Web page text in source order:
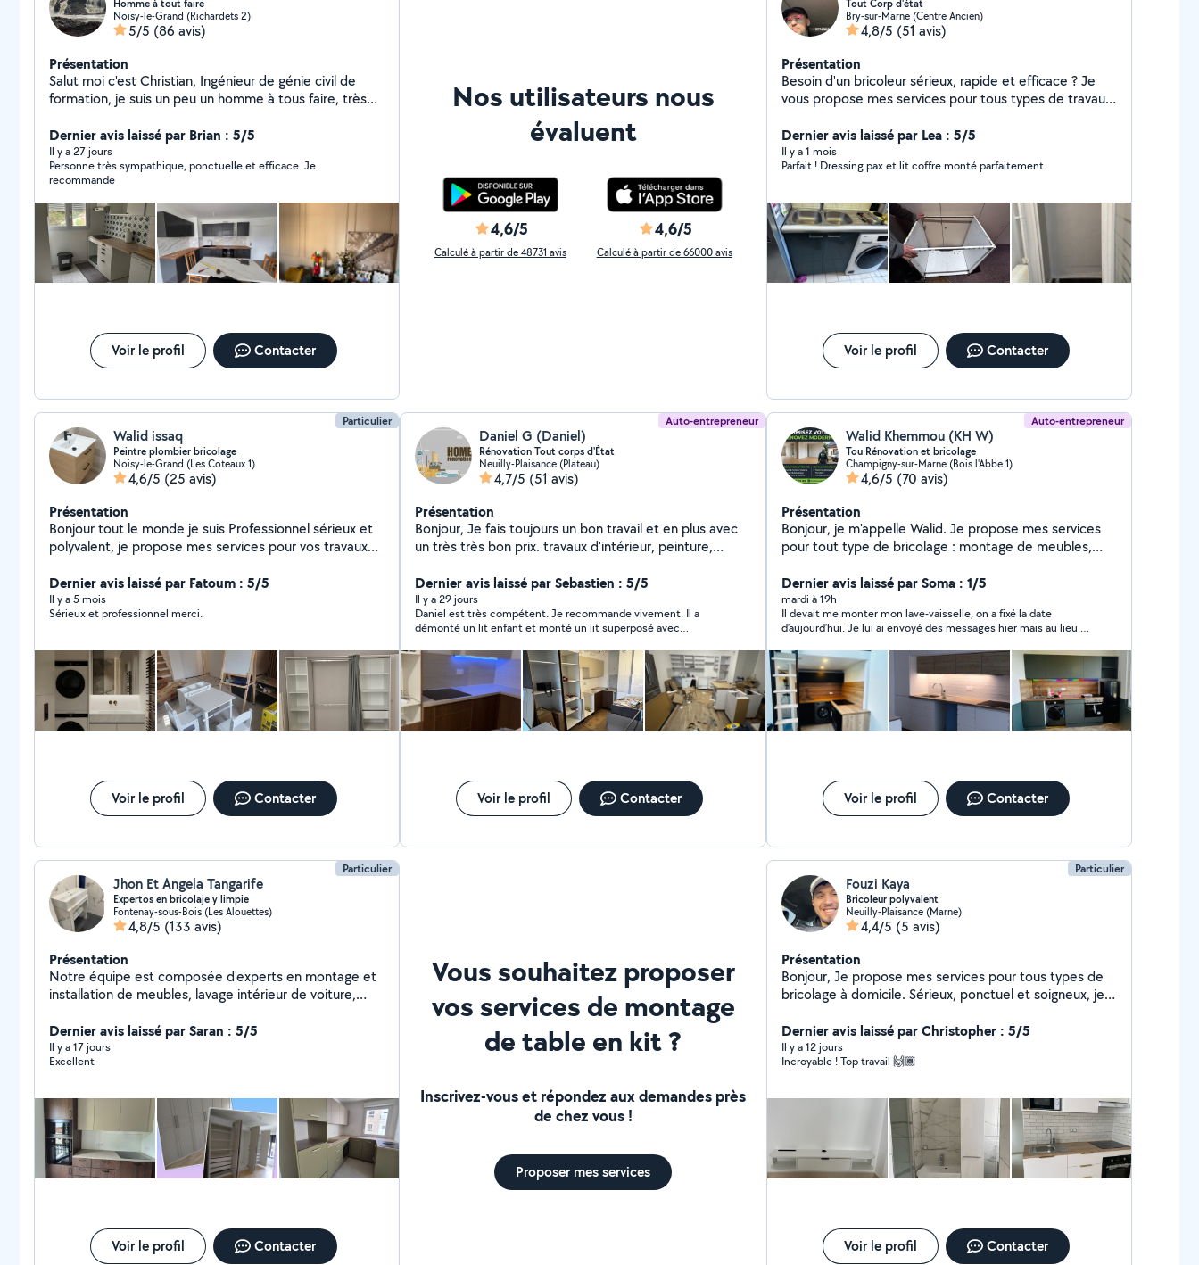
Homme à tout faire
Noisy-le-Grand (Richardets 2)
5/5 (86 avis)
Présentation
Salut moi c'est Christian, Ingénieur de génie civil de
formation, je suis un peu un homme à tous faire, très
acharné et le tous dans la bonne humeur :-)
Dernier avis laissé par Brian : 5/5
Il y a 27 jours
Personne très sympathique, ponctuelle et efficace. Je
recommande
Voir le profil Contacter
Nos utilisateurs nous
évaluent
4,6/5
Calculé à partir de 48731 avis
4,6/5
Calculé à partir de 66000 avis
Tout Corp d'état
Bry-sur-Marne (Centre Ancien)
4,8/5 (51 avis)
Présentation
Besoin d'un bricoleur sérieux, rapide et efficace ? Je
vous propose mes services pour tous types de travaux
réparations, installations, finitions, améliorations de
l'habitat et bien plus encore. Travail soigné et de
qualité Ponctualité et sérieux Conseils honnêtes et
besoins Votre satisfaction est ma priorité. Un travail
bien fait, au juste prix. N'hésitez pas à me contacter, je
réponds rapidement et avec plaisir.
Dernier avis laissé par Lea : 5/5
Il y a 1 mois
Parfait ! Dressing pax et lit coffre monté parfaitement
Voir le profil Contacter
Particulier
Walid issaq
Peintre plombier bricolage
Noisy-le-Grand (Les Coteaux 1)
4,6/5 (25 avis)
Présentation
Bonjour tout le monde je suis Professionnel sérieux et
polyvalent, je propose mes services pour vos travaux
bricolage à domicile. Travail soigné, rapide et à prix
raisonnable. Disponible sur rendez-vous, même en
urgence. N'hésitez pas de me contacter
Dernier avis laissé par Fatoum : 5/5
Il y a 5 mois
Sérieux et professionnel merci.
Voir le profil Contacter
Auto-entrepreneur
Daniel G (Daniel)
Rénovation Tout corps d'État
Neuilly-Plaisance (Plateau)
4,7/5 (51 avis)
Présentation
Bonjour, Je fais toujours un bon travail et en plus avec
un très très bon prix. travaux d'intérieur, peinture,
cuisine , j'ai plus de 12 ans d'expérience dans le
domaine.Merci beaucoup à vous
Dernier avis laissé par Sebastien : 5/5
Il y a 29 jours
Daniel est très compétent. Je recommande vivement. Il a
démonté un lit enfant et monté un lit superposé avec
soigneux et agréable. Il a été très réactif car il s’est rendu
disponible très vite. Merci pour tout !
Voir le profil Contacter
Auto-entrepreneur
Walid Khemmou (KH W)
Tou Rénovation et bricolage
Champigny-sur-Marne (Bois l'Abbe 1)
4,6/5 (70 avis)
Présentation
Bonjour, je m'appelle Walid. Je propose mes services
pour tout type de bricolage : montage de meubles,
etc.penture enduit parque tout type de décoration et
ronvation J'ai de l'expérience dans ce domaine, je suis
motivé, ponctuel et sérieux. Je travaille proprement et
avec soin. Disponible 6 jours par semaine, je m'adapte
à vos besoins. N'hésitez pas à me contacter pour toute
demande !
Dernier avis laissé par Soma : 1/5
mardi à 19h
Il devait me monter mon lave-vaisselle, on a fixé la date
d’aujourd’hui. Je lui ai envoyé des messages hier mais au lieu de
vus… ce n’est pas cool du tout
Voir le profil Contacter
Particulier
Jhon Et Angela Tangarife
Expertos en bricolaje y limpie
Fontenay-sous-Bois (Les Alouettes)
4,8/5 (133 avis)
Présentation
Notre équipe est composée d'experts en montage et
installation de meubles, lavage intérieur de voiture,
peinture, réparations à domicile et nettoyage de
maison. Nous sommes toujours attentifs aux détails
lors de chaque intervention. Contactez-nous pour avoir
Dernier avis laissé par Saran : 5/5
Il y a 17 jours
Excellent
Voir le profil Contacter
Vous souhaitez proposer
vos services de montage
de table en kit ?
Inscrivez-vous et répondez aux demandes près
de chez vous !
Proposer mes services
Particulier
Fouzi Kaya
Bricoleur polyvalent
Neuilly-Plaisance (Marne)
4,4/5 (5 avis)
Présentation
Bonjour, Je propose mes services pour tous types de
bricolage à domicile. Sérieux, ponctuel et soigneux, je
meubles Réparations diverses Parois de douche
Fixation TV / étagères / tringles Petits travaux de
plomberie Petits travaux d'électricité Petits travaux de
pas à me contacter
Dernier avis laissé par Christopher : 5/5
Il y a 12 jours
Incroyable ! Top travail 🙌🏾
Voir le profil Contacter